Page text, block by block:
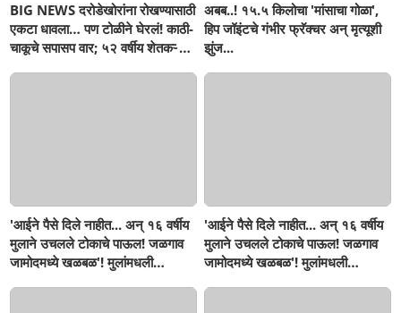
BIG NEWS दरोडेखोरांना रोखण्यासाठी
एकटा धावला… पण टोळीने घेरलं! काठी-
चाकूचे सपासप वार; ५२ वर्षीय शेतकऱ्याचा
अबब..! १५.५ किलोचा 'मांसाचा गोळा',
हिप जॉइंटचे गंभीर फ्रॅक्चर अन् मृत्यूशी
झुंज...
'आईने पैसे दिले नाहीत... अन् १६ वर्षीय
मुलाने उचलले टोकाचे पाऊल! जळगाव
जामोदमध्ये खळबळ'! मुलांमधली
'आईने पैसे दिले नाहीत... अन् १६ वर्षीय
मुलाने उचलले टोकाचे पाऊल! जळगाव
जामोदमध्ये खळबळ'! मुलांमधली